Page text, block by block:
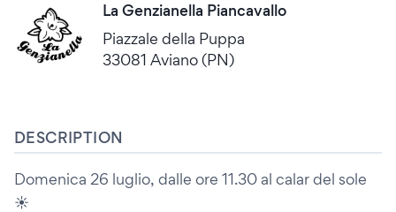
La Genzianella Piancavallo
Piazzale della Puppa
33081 Aviano (PN)
DESCRIPTION
Domenica 26 luglio, dalle ore 11.30 al calar del sole
☀️